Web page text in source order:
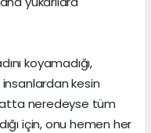
koyamadığı,
insanlardan kesin
neredeyse tüm
için, onu hemen her